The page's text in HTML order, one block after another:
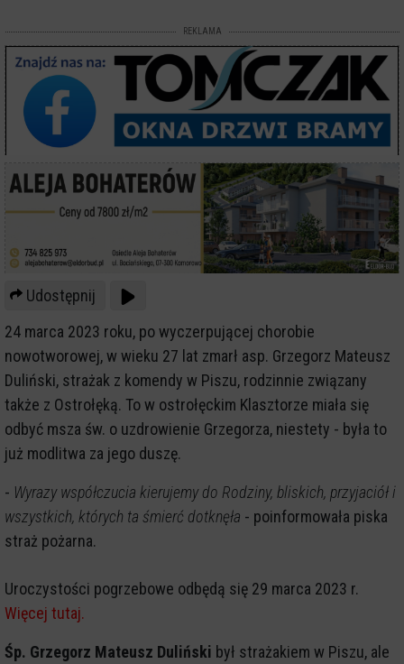
REKLAMA
Udostępnij
24 marca 2023 roku, po wyczerpującej chorobie
nowotworowej, w wieku 27 lat zmarł asp. Grzegorz Mateusz
Duliński, strażak z komendy w Piszu, rodzinnie związany
także z Ostrołęką. To w ostrołęckim Klasztorze miała się
odbyć msza św. o uzdrowienie Grzegorza, niestety - była to
już modlitwa za jego duszę.
- Wyrazy współczucia kierujemy do Rodziny, bliskich, przyjaciół i
wszystkich, których ta śmierć dotknęła - poinformowała piska
straż pożarna.
Uroczystości pogrzebowe odbędą się 29 marca 2023 r.
Więcej tutaj.
Śp. Grzegorz Mateusz Duliński był strażakiem w Piszu, ale